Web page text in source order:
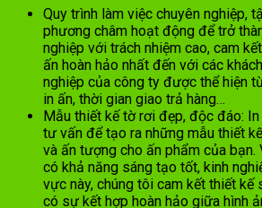
Quy trình làm việc chuyên nghiệp,
phương châm hoạt động để trở
nghiệp với trách nhiệm cao, cam
ấn hoàn hảo nhất đến với các
nghiệp của công ty được thể hiện
in ấn, thời gian giao trả hàng…
Mẫu thiết kế tờ rơi đẹp, độc đáo:
tư vấn để tạo ra những mẫu thiết
và ấn tượng cho ấn phẩm của
có khả năng sáng tạo tốt, kinh
vực này, chúng tôi cam kết thiết kế
có sự kết hợp hoàn hảo giữa hình